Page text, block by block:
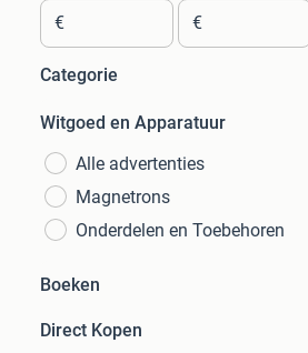
€ €
Categorie
Witgoed en Apparatuur
Alle advertenties
Magnetrons
Onderdelen en Toebehoren
Boeken
Direct Kopen